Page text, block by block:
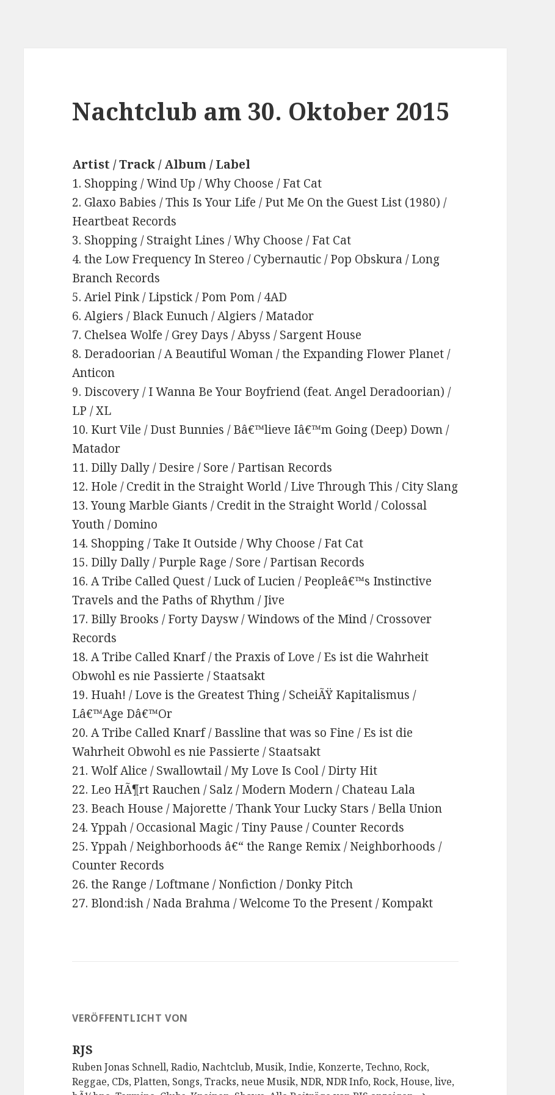
Nachtclub am 30. Oktober 2015
Artist / Track / Album / Label
1. Shopping / Wind Up / Why Choose / Fat Cat
2. Glaxo Babies / This Is Your Life / Put Me On the Guest List (1980) /
Heartbeat Records
3. Shopping / Straight Lines / Why Choose / Fat Cat
4. the Low Frequency In Stereo / Cybernautic / Pop Obskura / Long
Branch Records
5. Ariel Pink / Lipstick / Pom Pom / 4AD
6. Algiers / Black Eunuch / Algiers / Matador
7. Chelsea Wolfe / Grey Days / Abyss / Sargent House
8. Deradoorian / A Beautiful Woman / the Expanding Flower Planet /
Anticon
9. Discovery / I Wanna Be Your Boyfriend (feat. Angel Deradoorian) /
LP / XL
10. Kurt Vile / Dust Bunnies / Bâ€™lieve Iâ€™m Going (Deep) Down /
Matador
11. Dilly Dally / Desire / Sore / Partisan Records
12. Hole / Credit in the Straight World / Live Through This / City Slang
13. Young Marble Giants / Credit in the Straight World / Colossal
Youth / Domino
14. Shopping / Take It Outside / Why Choose / Fat Cat
15. Dilly Dally / Purple Rage / Sore / Partisan Records
16. A Tribe Called Quest / Luck of Lucien / Peopleâ€™s Instinctive
Travels and the Paths of Rhythm / Jive
17. Billy Brooks / Forty Daysw / Windows of the Mind / Crossover
Records
18. A Tribe Called Knarf / the Praxis of Love / Es ist die Wahrheit
Obwohl es nie Passierte / Staatsakt
19. Huah! / Love is the Greatest Thing / ScheiÃŸ Kapitalismus /
Lâ€™Age Dâ€™Or
20. A Tribe Called Knarf / Bassline that was so Fine / Es ist die
Wahrheit Obwohl es nie Passierte / Staatsakt
21. Wolf Alice / Swallowtail / My Love Is Cool / Dirty Hit
22. Leo HÃ¶rt Rauchen / Salz / Modern Modern / Chateau Lala
23. Beach House / Majorette / Thank Your Lucky Stars / Bella Union
24. Yppah / Occasional Magic / Tiny Pause / Counter Records
25. Yppah / Neighborhoods â€“ the Range Remix / Neighborhoods /
Counter Records
26. the Range / Loftmane / Nonfiction / Donky Pitch
27. Blond:ish / Nada Brahma / Welcome To the Present / Kompakt
VERÖFFENTLICHT VON
RJS
Ruben Jonas Schnell, Radio, Nachtclub, Musik, Indie, Konzerte, Techno, Rock,
Reggae, CDs, Platten, Songs, Tracks, neue Musik, NDR, NDR Info, Rock, House, live,